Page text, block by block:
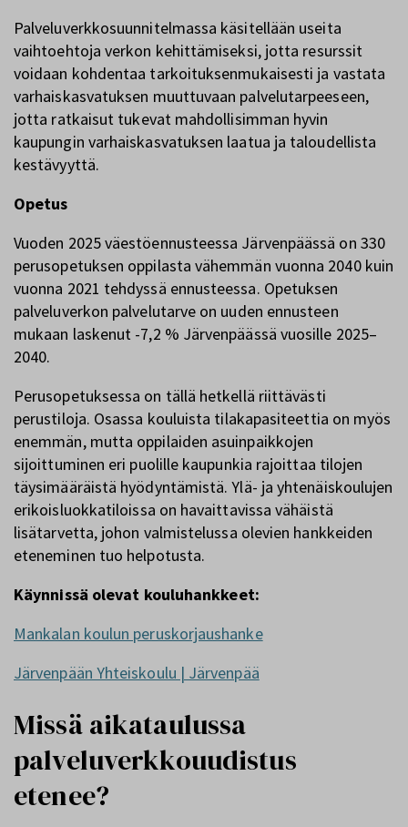
Palveluverkkosuunnitelmassa käsitellään useita
vaihtoehtoja verkon kehittämiseksi, jotta resurssit
voidaan kohdentaa tarkoituksenmukaisesti ja vastata
varhaiskasvatuksen muuttuvaan palvelutarpeeseen,
jotta ratkaisut tukevat mahdollisimman hyvin
kaupungin varhaiskasvatuksen laatua ja taloudellista
kestävyyttä.
Opetus
Vuoden 2025 väestöennusteessa Järvenpäässä on 330
perusopetuksen oppilasta vähemmän vuonna 2040 kuin
vuonna 2021 tehdyssä ennusteessa. Opetuksen
palveluverkon palvelutarve on uuden ennusteen
mukaan laskenut -7,2 % Järvenpäässä vuosille 2025–
2040.
Perusopetuksessa on tällä hetkellä riittävästi
perustiloja. Osassa kouluista tilakapasiteettia on myös
enemmän, mutta oppilaiden asuinpaikkojen
sijoittuminen eri puolille kaupunkia rajoittaa tilojen
täysimääräistä hyödyntämistä. Ylä- ja yhtenäiskoulujen
erikoisluokkatiloissa on havaittavissa vähäistä
lisätarvetta, johon valmistelussa olevien hankkeiden
eteneminen tuo helpotusta.
Käynnissä olevat kouluhankkeet:
Mankalan koulun peruskorjaushanke
Järvenpään Yhteiskoulu | Järvenpää
Missä aikataulussa
palveluverkkouudistus
etenee?